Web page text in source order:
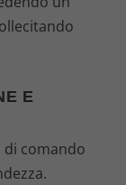
E
di comando